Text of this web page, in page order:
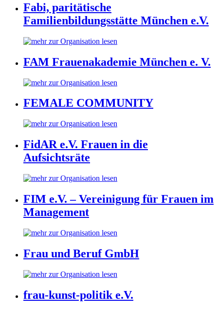
Fabi, paritätische
Familienbildungsstätte München e.V.
FAM Frauenakademie München e. V.
FEMALE COMMUNITY
FidAR e.V. Frauen in die
Aufsichtsräte
FIM e.V. – Vereinigung für Frauen im
Management
Frau und Beruf GmbH
frau-kunst-politik e.V.